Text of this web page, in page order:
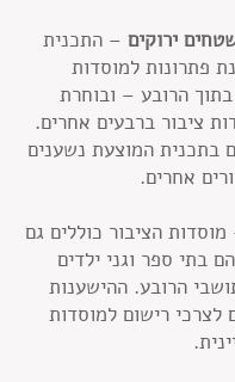
ירוקים – התכנית
פתרונות למוסדות
הרובע – ובוחרת
ציבור ברבעים אחרים.
בתכנית המוצעת נשענים
אחרים.
מוסדות הציבור כוללים גם
בתי ספר וגני ילדים
הרובע. ההישענות
לצרכי רישום למוסדות